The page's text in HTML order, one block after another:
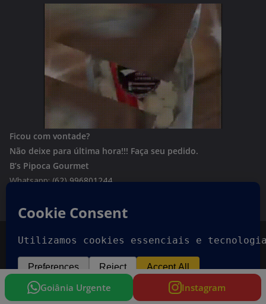
Ficou com vontade?
Não deixe para última hora!!! Faça seu pedido.
B’s Pipoca Gourmet
Whatsapp:(62) 996801244
Copyright © 2026Goiania Urgente. Todos os direitos
reservados.
Tema:ColorMagpor ThemeGrill. Powered byWordPress
Goiânia Urgente Instagram